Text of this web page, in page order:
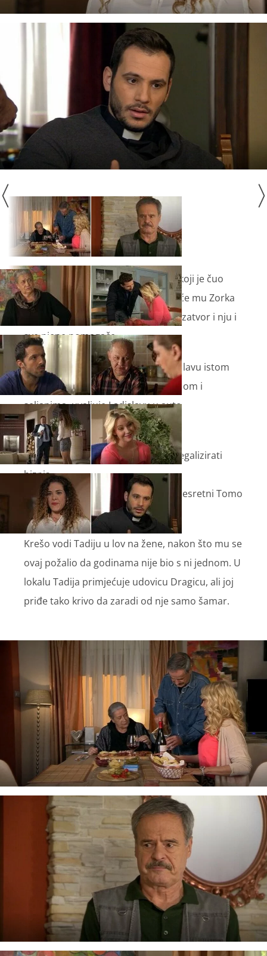
Zorku kod Štiglića posjeti Ladislav, koji je čuo
čitavu priču oko nje te ju ucijeni: ili će mu Zorka
dati svoju zemlju, ili će on poslati u zatvor i nju i
sve njene pomagače.
Ucijenjena Zorka odluči vratiti Ladislavu istom
mjerom. U suradnji s policijom, Božom i
seljanima, uvaljuje Ladislavu u auto
kompromitirajuće artikle
Zorka saznaje da je Petra odlučila legalizirati
biznis.
Nakon što je primio Gabin poziv, presretni Tomo
odlazi se naći sa svojom Gabicom.
Krešo vodi Tadiju u lov na žene, nakon što mu se
ovaj požalio da godinama nije bio s ni jednom. U
lokalu Tadija primjećuje udovicu Dragicu, ali joj
priđe tako krivo da zaradi od nje samo šamar.